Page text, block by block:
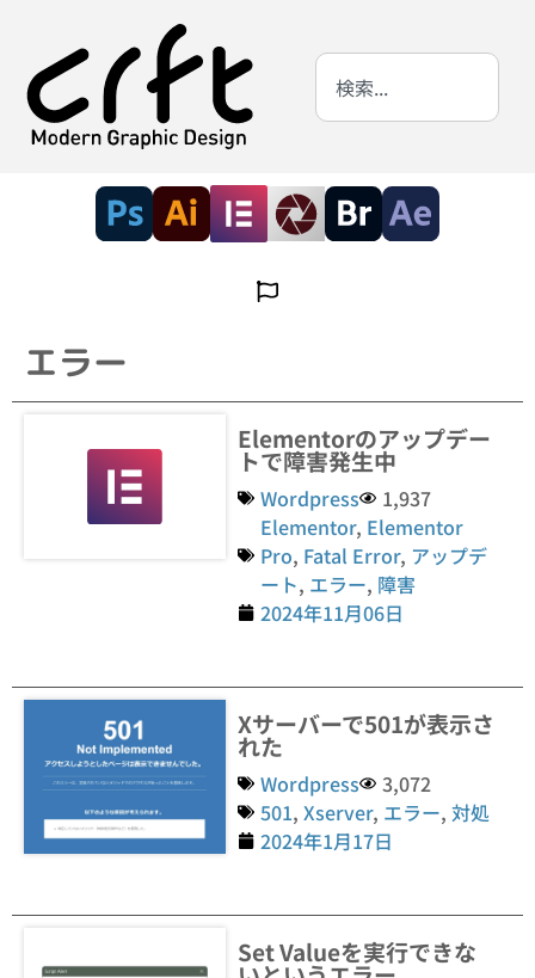
エラー
Elementorのアップデー
トで障害発生中
Wordpress
1,937
Elementor, Elementor
Pro, Fatal Error, アップデ
ート, エラー, 障害
2024年11月06日
Xサーバーで501が表示さ
れた
Wordpress
3,072
501,Xserver, エラー,対処
2024年1月17日
Set Valueを実行できな